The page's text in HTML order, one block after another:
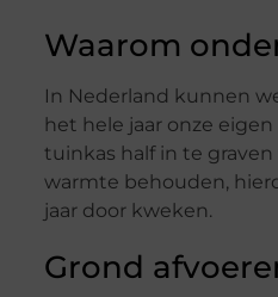
Waarom
In Nederland kunnen
het hele jaar onze
tuinkas half in te
warmte behouden,
jaar door kweken.
Grond